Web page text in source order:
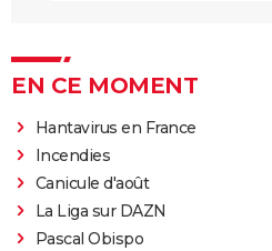
EN CE MOMENT
Hantavirus en France
Incendies
Canicule d'août
La Liga sur DAZN
Pascal Obispo